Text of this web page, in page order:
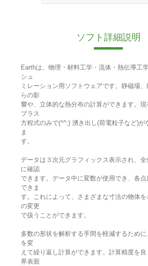
ソフト詳細説明
Earthは、物理・材料工学・流体・熱伝導工
シュ
ミレーション用ソフトウェアです。静磁場
らの影
響や、立体的な熱分布の計算ができます。現
プラス
方程式のみで(^^;) 湧き出し(荷電粒子など)が
ま
す。
データは３次元グラフィックス表示され、
に確認
できます。データ中に変数が使用でき、各
できま
す。これによって、さまざまな寸法の物体を
の変更
で扱うことができます。
多数の形状を解析する手間を軽減するため
を変
えて繰り返し計算ができます。計算精度を
界表面